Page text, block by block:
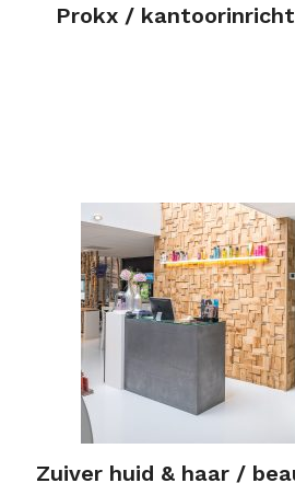
Prokx /
Zuiver huid & haar /